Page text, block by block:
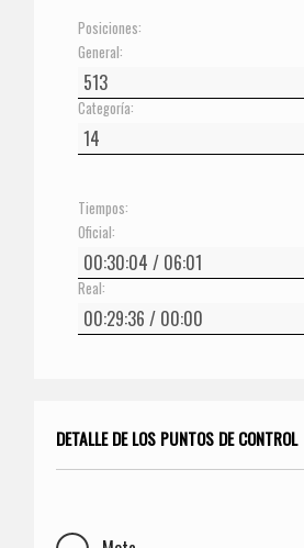
Posiciones:
General:
Categoría:
Tiempos:
Oficial:
Real:
DETALLE DE LOS PUNTOS DE CONTROL